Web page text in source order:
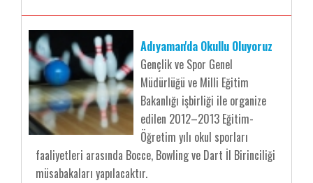
Adıyaman'da Okullu Oluyoruz
Gençlik ve Spor Genel
Müdürlüğü ve Milli Eğitim
Bakanlığı işbirliği ile organize
edilen 2012–2013 Eğitim-
Öğretim yılı okul sporları
faaliyetleri arasında Bocce, Bowling ve Dart İl Birinciliği
müsabakaları yapılacaktır.